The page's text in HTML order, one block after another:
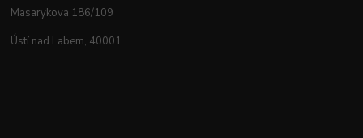
Masarykova 186/109
Ústí nad Labem, 40001